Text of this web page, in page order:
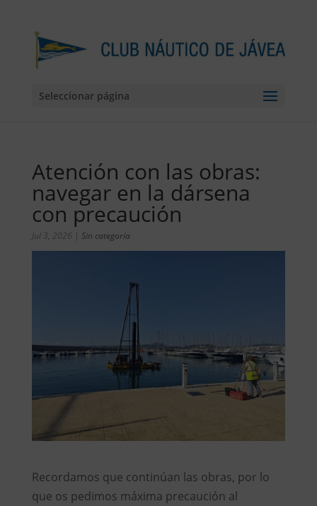
Seleccionar página
Atención con las obras:
navegar en la dársena
con precaución
Jul 3, 2026 | Sin categoría
Recordamos que continúan las obras, por lo
que os pedimos máxima precaución al